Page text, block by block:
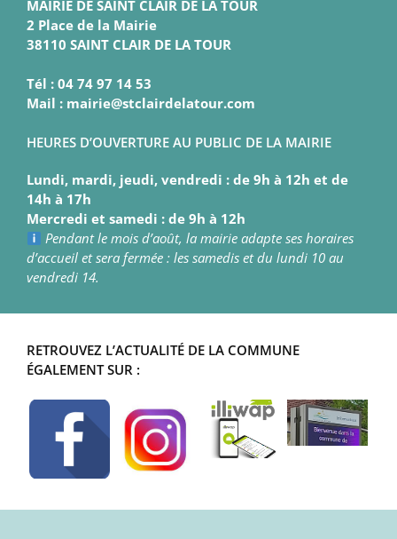
MAIRIE DE SAINT CLAIR DE LA TOUR
2 Place de la Mairie
38110 SAINT CLAIR DE LA TOUR
Tél : 04 74 97 14 53
Mail : mairie@stclairdelatour.com
HEURES D’OUVERTURE AU PUBLIC DE LA MAIRIE
Lundi, mardi, jeudi, vendredi : de 9h à 12h et de
14h à 17h
Mercredi et samedi : de 9h à 12h
Pendant le mois d’août, la mairie adapte ses horaires
d’accueil et sera fermée : les samedis et du lundi 10 au
vendredi 14.
RETROUVEZ L’ACTUALITÉ DE LA COMMUNE
ÉGALEMENT SUR :